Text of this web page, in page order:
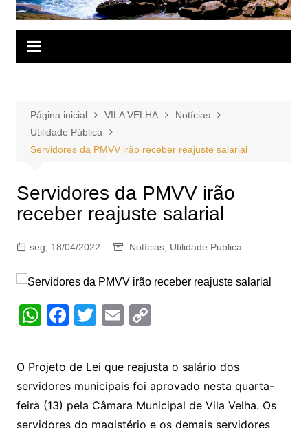
Página inicial VILA VELHA
Notícias
Utilidade Pública
Servidores da PMVV irão receber reajuste salarial
Servidores da PMVV irão
receber reajuste salarial
seg, 18/04/2022 Notícias, Utilidade Pública
W
at
s
A
F
c
e
b
T
itt
er
E
ai
l
C
p
y
Li
O Projeto de Lei que reajusta o salário dos
servidores municipais foi aprovado nesta quarta-
feira (13) pela Câmara Municipal de Vila Velha. Os
servidores do magistério e os demais servidores